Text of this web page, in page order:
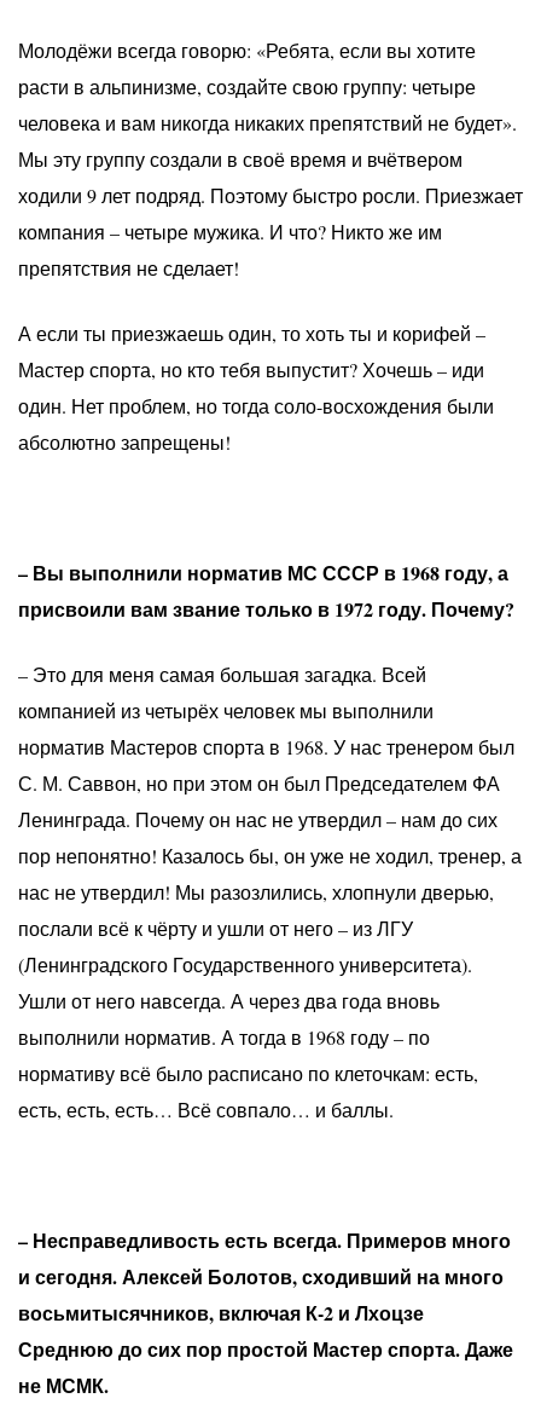
Молодёжи всегда говорю: «Ребята, если вы хотите
расти в альпинизме, создайте свою группу: четыре
человека и вам никогда никаких препятствий не будет».
Мы эту группу создали в своё время и вчётвером
ходили 9 лет подряд. Поэтому быстро росли. Приезжает
компания – четыре мужика. И что? Никто же им
препятствия не сделает!
А если ты приезжаешь один, то хоть ты и корифей –
Мастер спорта, но кто тебя выпустит? Хочешь – иди
один. Нет проблем, но тогда соло-восхождения были
абсолютно запрещены!
– Вы выполнили норматив МС СССР в 1968 году, а
присвоили вам звание только в 1972 году. Почему?
– Это для меня самая большая загадка. Всей
компанией из четырёх человек мы выполнили
норматив Мастеров спорта в 1968. У нас тренером был
С. М. Саввон, но при этом он был Председателем ФА
Ленинграда. Почему он нас не утвердил – нам до сих
пор непонятно! Казалось бы, он уже не ходил, тренер, а
нас не утвердил! Мы разозлились, хлопнули дверью,
послали всё к чёрту и ушли от него – из ЛГУ
(Ленинградского Государственного университета).
Ушли от него навсегда. А через два года вновь
выполнили норматив. А тогда в 1968 году – по
нормативу всё было расписано по клеточкам: есть,
есть, есть, есть… Всё совпало… и баллы.
– Несправедливость есть всегда. Примеров много
и сегодня. Алексей Болотов, сходивший на много
восьмитысячников, включая К-2 и Лхоцзе
Среднюю до сих пор простой Мастер спорта. Даже
не МСМК.